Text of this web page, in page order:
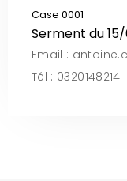
Case 0001
Serment du
Email :
Tél : 0320148214